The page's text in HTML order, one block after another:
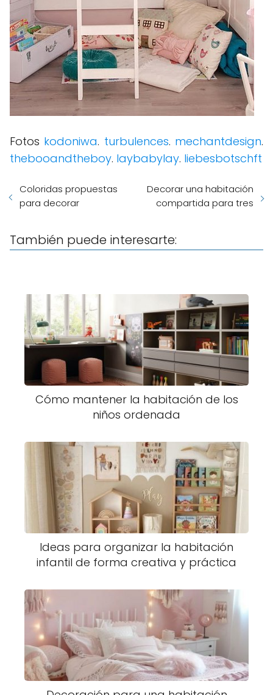
Fotos kodoniwa. turbulences. mechantdesign.
thebooandtheboy. laybabylay. liebesbotschft
Coloridas propuestas
para decorar
Decorar una habitación
compartida para tres
También puede interesarte:
Cómo mantener la habitación de los
niños ordenada
Ideas para organizar la habitación
infantil de forma creativa y práctica